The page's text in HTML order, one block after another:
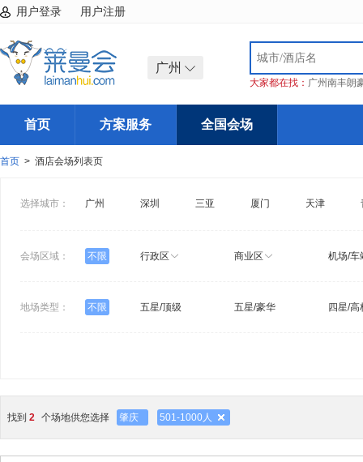
用户登录 用户注册
广州
大家都在找： 广州南丰朗
首页 方案服务 全国会场
首页 > 酒店会场列表页
选择城市： 广州 深圳 三亚 厦门 天津
会场区域： 不限 行政区 商业区 机场/车
地场类型： 不限 五星/顶级 五星/豪华 四星/高
找到 2 个场地供您选择 肇庆 501-1000人